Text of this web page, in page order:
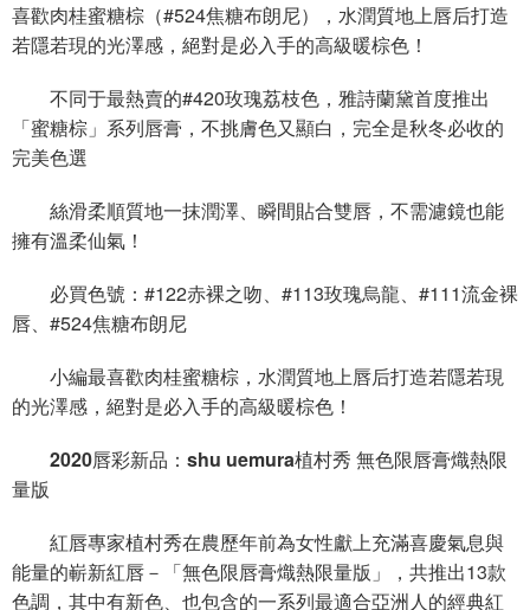
喜歡肉桂蜜糖棕（#524焦糖布朗尼），水潤質地上唇后打造
若隱若現的光澤感，絕對是必入手的高級暖棕色！
不同于最熱賣的#420玫瑰荔枝色，雅詩蘭黛首度推出
「蜜糖棕」系列唇膏，不挑膚色又顯白，完全是秋冬必收的
完美色選
絲滑柔順質地一抹潤澤、瞬間貼合雙唇，不需濾鏡也能
擁有溫柔仙氣！
必買色號：#122赤裸之吻、#113玫瑰烏龍、#111流金裸
唇、#524焦糖布朗尼
小編最喜歡肉桂蜜糖棕，水潤質地上唇后打造若隱若現
的光澤感，絕對是必入手的高級暖棕色！
2020唇彩新品：shu uemura植村秀 無色限唇膏熾熱限
量版
紅唇專家植村秀在農歷年前為女性獻上充滿喜慶氣息與
能量的嶄新紅唇－「無色限唇膏熾熱限量版」，共推出13款
色調，其中有新色、也包含的一系列最適合亞洲人的經典紅